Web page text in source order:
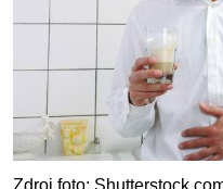
Zdroj foto: